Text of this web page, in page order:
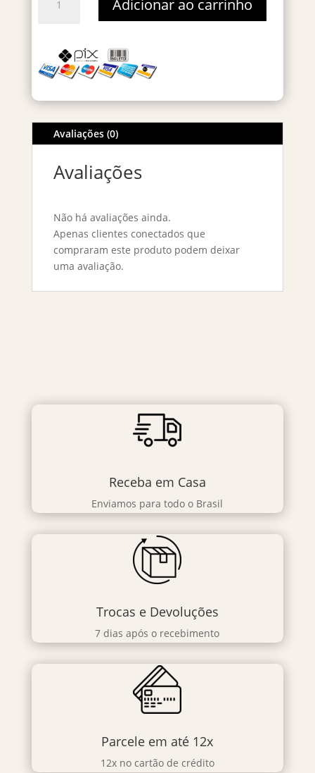
Island
Parfum
Decant
2ml
quantidade
Adicionar ao carrinho
Avaliações (0)
Avaliações
Não há avaliações ainda.
Apenas clientes conectados que
compraram este produto podem deixar
uma avaliação.
Receba em Casa
Enviamos para todo o Brasil
Trocas e Devoluções
7 dias após o recebimento
Parcele em até 12x
12x no cartão de crédito